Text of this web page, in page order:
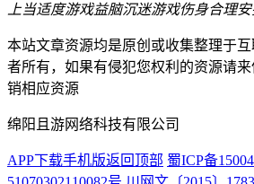
上当适度游戏益脑沉迷游戏伤身合理
本站文章资源均是原创或收集整理于
者所有，如果有侵犯您权利的资源请
销相应资源
绵阳且游网络科技有限公司
APP下载手机版返回顶部 蜀ICP备